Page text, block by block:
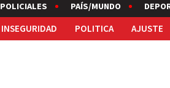
POLICIALES PAÍS/MUNDO
INSEGURIDAD POLITICA AJUSTE